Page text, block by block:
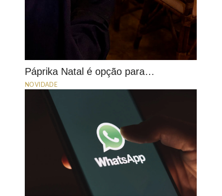
Páprika Natal é opção para…
NOVIDADE